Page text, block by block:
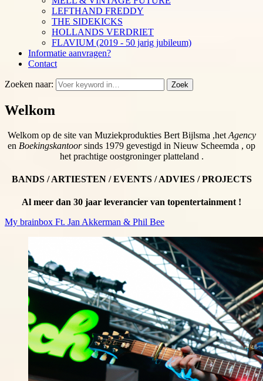
LEFTHAND FREDDY
THE SIDEKICKS
HOLLANDS VERDRIET
FLAVIUM (2019 - 50 jarig jubileum)
Informatie aanvragen?
Contact
Zoeken naar: Zoek
Welkom
Welkom op de site van Muziekprodukties Bert Bijlsma ,het Agency
en Boekingskantoorsinds 1979 gevestigd in Nieuw Scheemda , op
het prachtige oostgroninger platteland .
BANDS / ARTIESTEN / EVENTS / ADVIES / PROJECTS
Al meer dan 30 jaar leverancier van topentertainment !
My brainbox Ft. Jan Akkerman & Phil Bee